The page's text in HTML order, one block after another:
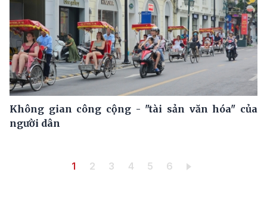
Không gian công cộng - "tài sản văn hóa" của
người dân
PaginationTrang hiện thời
1 Trang
2 Trang
3 Trang
4 Trang
5 Trang
6